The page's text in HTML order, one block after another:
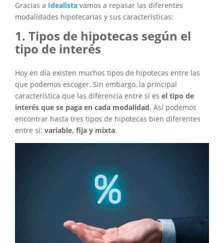
Gracias a Idealista vamos a repasar las diferentes
modalidades hipotecarias y sus características:
Tipos de hipotecas según el
tipo de interés
Hoy en día existen muchos tipos de hipotecas entre las
que podemos escoger. Sin embargo, la principal
característica que las diferencia entre sí es el tipo de
interés que se paga en cada modalidad. Así podemos
encontrar hasta tres tipos de hipotecas bien diferentes
entre sí: variable, fija y mixta.